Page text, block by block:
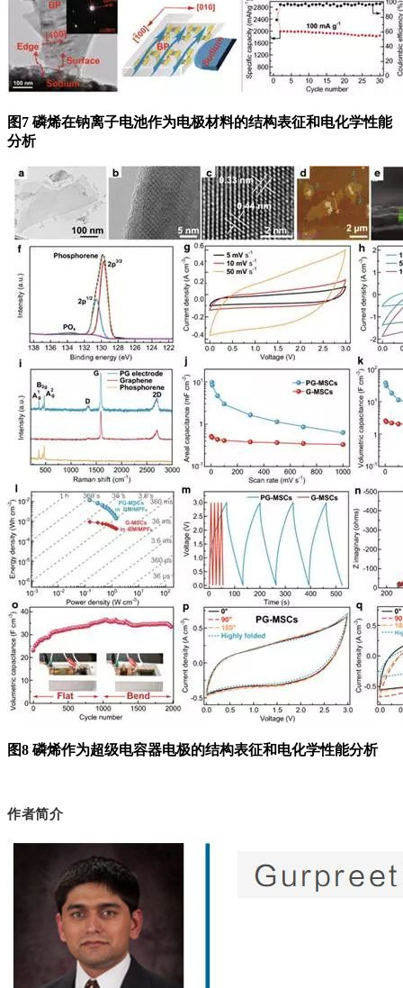
图7 磷烯在钠离子电池作为电极材料的结构表征和电化学性能
分析
图8 磷烯作为超级电容器电极的结构表征和电化学性能分析
作者简介